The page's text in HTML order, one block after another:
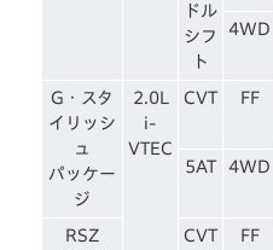
ドル
シフ
ト
4WD
G・スタ
イリッシ
ュ
パッケー
ジ
2.0L
i-
VTEC
CVT FF
5AT 4WD
RSZ
CVT
FF